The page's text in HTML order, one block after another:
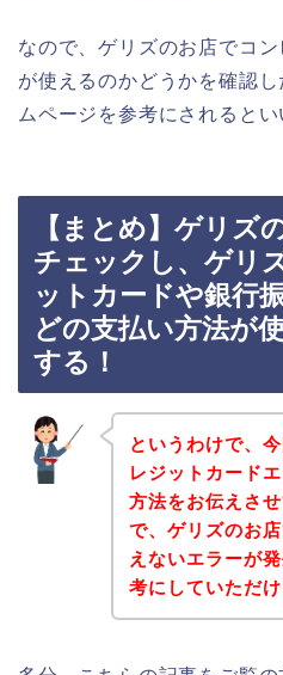
なので、ゲリズのお店でコ
が使えるのかどうかを確認
ムページを参考にされるとい
【まとめ】ゲリズ
チェックし、ゲリ
ットカードや銀行
どの支払い方法が
する！
というわけで、
レジットカード
方法をお伝えさ
で、ゲリズのお
えないエラーが
考にしていただけ